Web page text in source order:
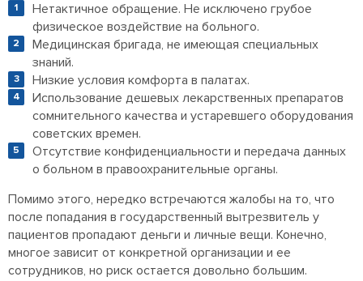
Нетактичное обращение. Не исключено грубое
физическое воздействие на больного.
Медицинская бригада, не имеющая специальных
знаний.
Низкие условия комфорта в палатах.
Использование дешевых лекарственных препаратов
сомнительного качества и устаревшего оборудования
советских времен.
Отсутствие конфиденциальности и передача данных
о больном в правоохранительные органы.
Помимо этого, нередко встречаются жалобы на то, что
после попадания в государственный вытрезвитель у
пациентов пропадают деньги и личные вещи. Конечно,
многое зависит от конкретной организации и ее
сотрудников, но риск остается довольно большим.